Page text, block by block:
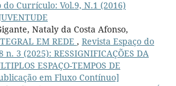
do Currículo: Vol.9, N.1 (2016)
Nataly da Costa Afonso,
EM REDE , Revista Espaço do
3 (2025): RESSIGNIFICAÇÕES DA
ESPAÇO-TEMPOS DE
em Fluxo Contínuo]